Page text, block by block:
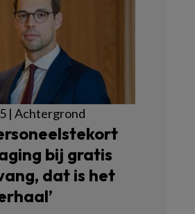
| Achtergrond
bij gratis
dat is het